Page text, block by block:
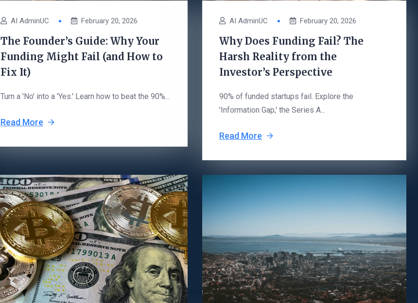
AI AdminUC February 20, 2026
The Founder’s Guide: Why Your
Funding Might Fail (and How to
Fix It)
Turn a 'No' into a 'Yes.' Learn how to beat the 90%...
Read More
AI AdminUC February 20, 2026
Why Does Funding Fail? The
Harsh Reality from the
Investor’s Perspective
90% of funded startups fail. Explore the
'Information Gap,' the Series A...
Read More